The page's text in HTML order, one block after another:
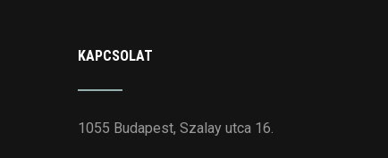
KAPCSOLAT
1055 Budapest, Szalay utca 16.